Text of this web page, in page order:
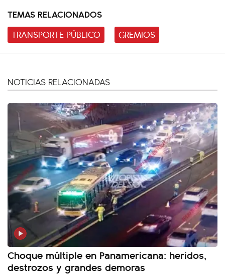
TEMAS RELACIONADOS
TRANSPORTE PÚBLICO
GREMIOS
NOTICIAS RELACIONADAS
Choque múltiple en Panamericana: heridos,
destrozos y grandes demoras